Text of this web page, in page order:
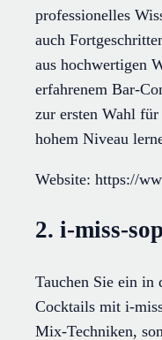
professionelles
auch
aus hochwertigen
erfahrenem Bar-
zur ersten Wahl
hohem Niveau
Website: https://
2. i-miss-
Tauchen Sie ein in
Cocktails mit i-
Mix-Techniken,